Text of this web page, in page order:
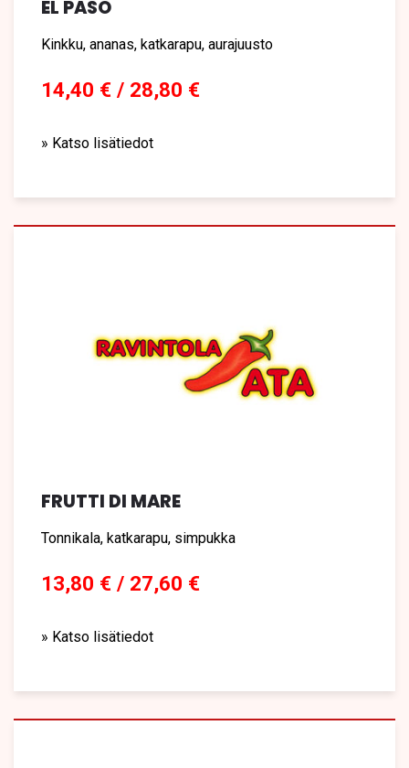
EL PASO
Kinkku, ananas, katkarapu, aurajuusto
14,40 € / 28,80 €
» Katso lisätiedot
FRUTTI DI MARE
Tonnikala, katkarapu, simpukka
13,80 € / 27,60 €
» Katso lisätiedot